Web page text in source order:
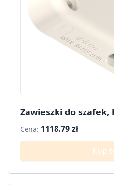
Zawieszki do
Cena: 1118.79 zł
Kup